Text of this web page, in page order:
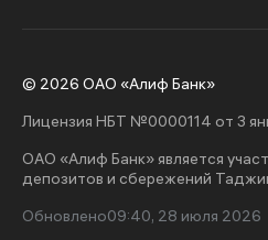
© 2026 ОАО «Алиф Банк»
Лицензия НБТ №0000114 от 3
ОАО «Алиф Банк» является
депозитов и сбережений
Обновлено09:40, 28 июля 2026